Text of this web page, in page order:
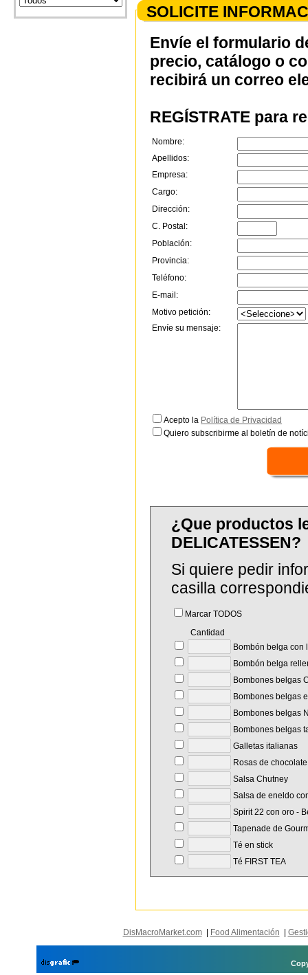
SOLICITE
Envíe el formulario
precio, catálogo o
recibirá un correo
REGÍSTRATE para
Nombre:
Apellidos:
Empresa:
Cargo:
Dirección:
C. Postal:
Población:
Provincia:
Teléfono:
E-mail:
Motivo petición:
Envíe su mensaje:
Acepto la Política de Privacidad
Quiero subscribirme al boletín de
¿Que productos
DELICATESSEN?
Si quiere pedir
casilla
Marcar TODOS
Cantidad
Bombón belga con
Bombón belga
Bombones belgas
Bombones belgas
Bombones belgas
Bombones belgas
Galletas italianas
Rosas de
Salsa Chutney
Salsa de eneldo
Spirit 22 con oro -
Tapenade de
Té en stick
Té FIRST TEA
DisMacroMarket.com| Food Alimentación